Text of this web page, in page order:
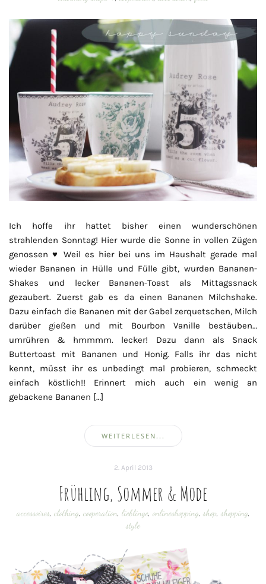
Ich hoffe ihr hattet bisher einen wunderschönen
strahlenden Sonntag! Hier wurde die Sonne in vollen Zügen
genossen ♥ Weil es hier bei uns im Haushalt gerade mal
wieder Bananen in Hülle und Fülle gibt, wurden Bananen-
Shakes und lecker Bananen-Toast als Mittagssnack
gezaubert. Zuerst gab es da einen Bananen Milchshake.
Dazu einfach die Bananen mit der Gabel zerquetschen, Milch
darüber gießen und mit Bourbon Vanille bestäuben…
umrühren & hmmmm. lecker! Dazu dann als Snack
Buttertoast mit Bananen und Honig. Falls ihr das nicht
kennt, müsst ihr es unbedingt mal probieren, schmeckt
einfach köstlich!! Erinnert mich auch ein wenig an
gebackene Bananen […]
WEITERLESEN...
2. April 2013
Frühling, Sommer & Mode
accessoires, clothing, cooperation, lieblinge, onlineshopping, shop, shopping,
style